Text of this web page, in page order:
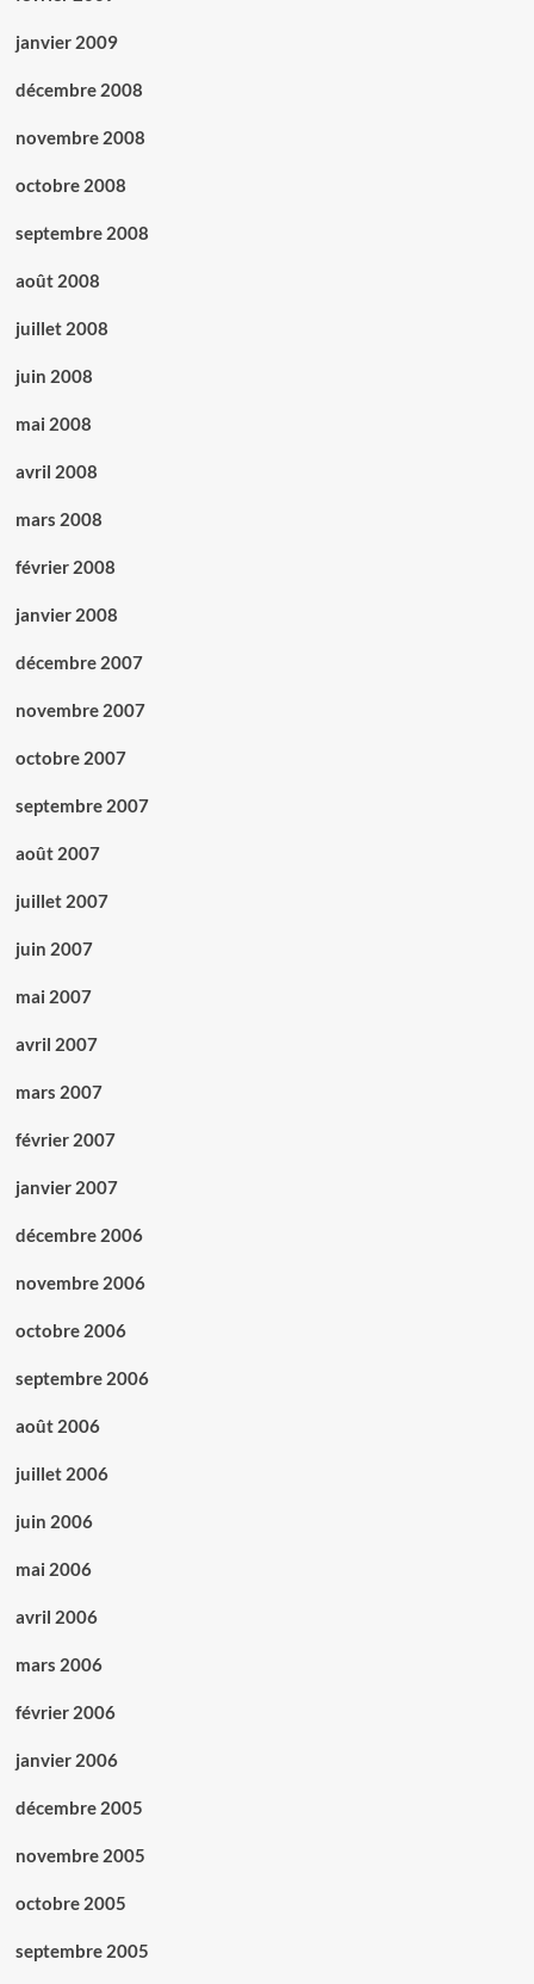
janvier 2009
décembre 2008
novembre 2008
octobre 2008
septembre 2008
août 2008
juillet 2008
juin 2008
mai 2008
avril 2008
mars 2008
février 2008
janvier 2008
décembre 2007
novembre 2007
octobre 2007
septembre 2007
août 2007
juillet 2007
juin 2007
mai 2007
avril 2007
mars 2007
février 2007
janvier 2007
décembre 2006
novembre 2006
octobre 2006
septembre 2006
août 2006
juillet 2006
juin 2006
mai 2006
avril 2006
mars 2006
février 2006
janvier 2006
décembre 2005
novembre 2005
octobre 2005
septembre 2005